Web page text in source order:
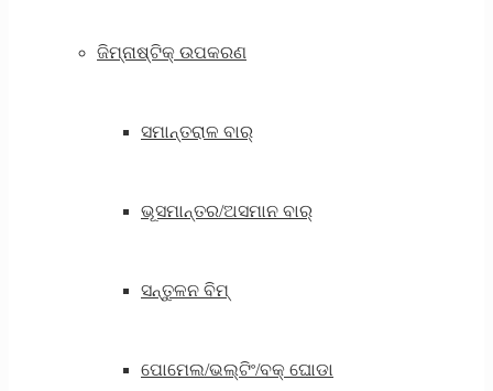
ଜିମ୍ନାଷ୍ଟିକ୍ ଉପକରଣ
ସମାନ୍ତରାଳ ବାର୍
ଭୂସମାନ୍ତର/ଅସମାନ ବାର୍
ସନ୍ତୁଳନ ବିମ୍
ପୋମେଲ/ଭଲ୍ଟିଂ/ବକ୍ ଘୋଡା